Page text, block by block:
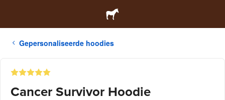
Gepersonaliseerde hoodies
Cancer Survivor Hoodie